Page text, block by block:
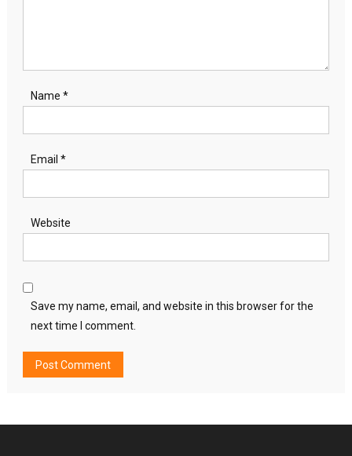
Name *
Email *
Website
Save my name, email, and website in this browser for the
next time I comment.